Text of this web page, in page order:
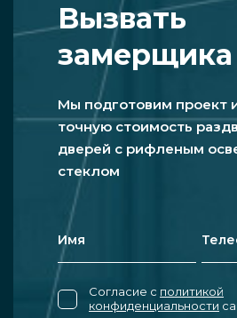
Вызвать
замерщика
Мы подготовим проект
точную стоимость
дверей с рифленым
стеклом
Согласие с политикой
конфиденциальности